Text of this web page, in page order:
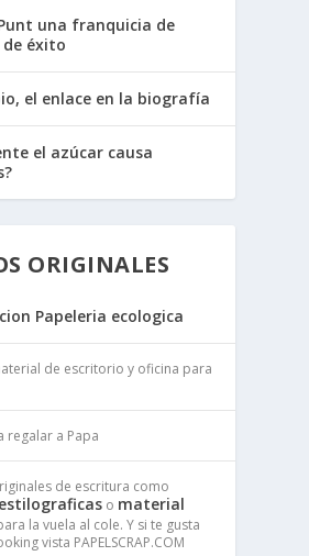
una franquicia de
éxito
el enlace en la biografía
el azúcar causa
ORIGINALES
Papeleria ecologica
de escritorio y oficina para
regalar a Papa
de escritura como
o material
la vuela al cole. Y si te gusta
vista PAPELSCRAP.COM